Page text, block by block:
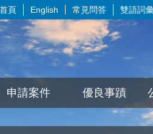
頁 English 常見問答 雙語詞
申請案件 優良事蹟